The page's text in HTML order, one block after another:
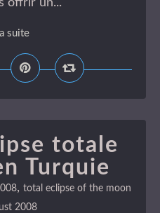
offrir un...
suite
totale
Turquie
, total eclipse of the moon
2008